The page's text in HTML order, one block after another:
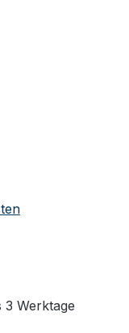
5 Sternen
Werktage